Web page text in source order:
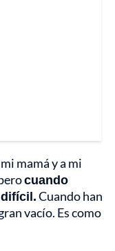
mamá y a mi
cuando
difícil.Cuando han
vacío. Es como